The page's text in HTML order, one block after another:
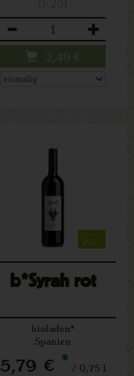
2,49 €
b*Syrah rot
bioladen*
Spanien
5,79 € * / 0,75 l